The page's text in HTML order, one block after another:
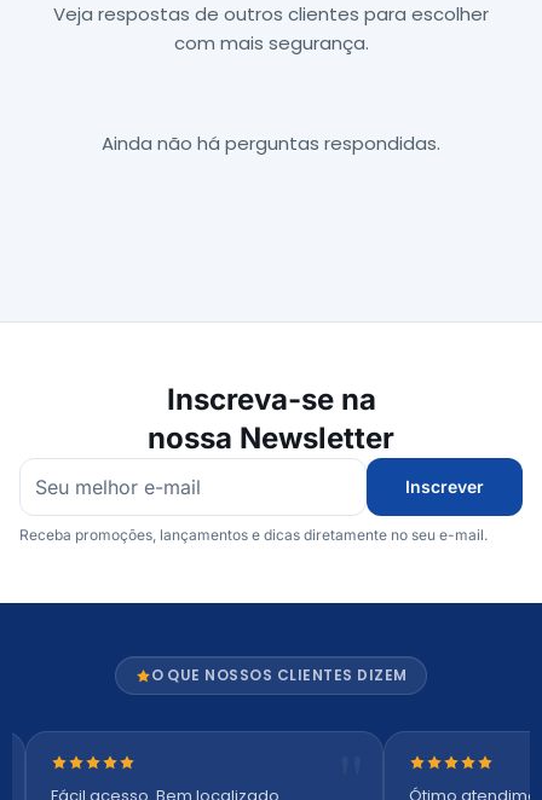
Veja respostas de outros clientes para escolher
com mais segurança.
Ainda não há perguntas respondidas.
Inscreva-se na
nossa Newsletter
Inscrever
Receba promoções, lançamentos e dicas diretamente no seu e-mail.
O QUE NOSSOS CLIENTES DIZEM
Nota 5 de 5 estrelas Nota 5 de 5